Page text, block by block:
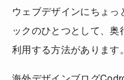
ウェブデザインにちょ
ックのひとつとして、
利用する方法があります。